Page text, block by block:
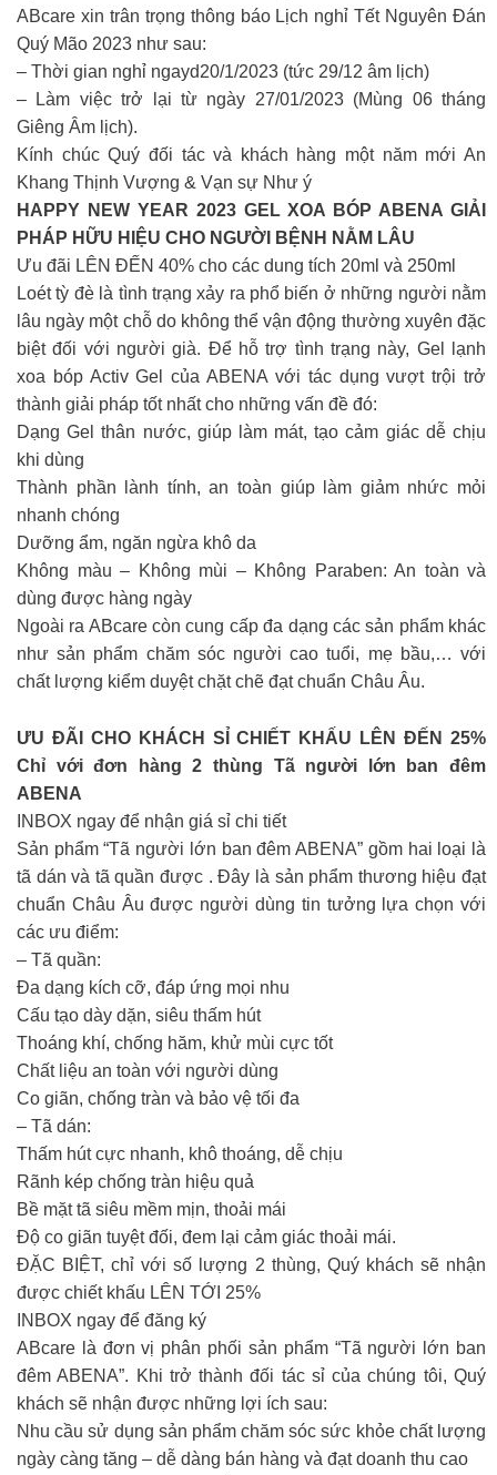
ABcare xin trân trọng thông báo Lịch nghỉ Tết Nguyên Đán
Quý Mão 2023 như sau:
– Thời gian nghỉ ngayd20/1/2023 (tức 29/12 âm lịch)
– Làm việc trở lại từ ngày 27/01/2023 (Mùng 06 tháng
Giêng Âm lịch).
Kính chúc Quý đối tác và khách hàng một năm mới An
Khang Thịnh Vượng & Vạn sự Như ý
HAPPY NEW YEAR 2023 GEL XOA BÓP ABENA GIẢI
PHÁP HỮU HIỆU CHO NGƯỜI BỆNH NẰM LÂU
Ưu đãi LÊN ĐẾN 40% cho các dung tích 20ml và 250ml
Loét tỳ đè là tình trạng xảy ra phổ biến ở những người nằm
lâu ngày một chỗ do không thể vận động thường xuyên đặc
biệt đối với người già. Để hỗ trợ tình trạng này, Gel lạnh
xoa bóp Activ Gel của ABENA với tác dụng vượt trội trở
thành giải pháp tốt nhất cho những vấn đề đó:
Dạng Gel thân nước, giúp làm mát, tạo cảm giác dễ chịu
khi dùng
Thành phần lành tính, an toàn giúp làm giảm nhức mỏi
nhanh chóng
Dưỡng ẩm, ngăn ngừa khô da
Không màu – Không mùi – Không Paraben: An toàn và
dùng được hàng ngày
Ngoài ra ABcare còn cung cấp đa dạng các sản phẩm khác
như sản phẩm chăm sóc người cao tuổi, mẹ bầu,… với
chất lượng kiểm duyệt chặt chẽ đạt chuẩn Châu Âu.
ƯU ĐÃI CHO KHÁCH SỈ CHIẾT KHẤU LÊN ĐẾN 25%
Chỉ với đơn hàng 2 thùng Tã người lớn ban đêm
ABENA
INBOX ngay để nhận giá sỉ chi tiết
Sản phẩm “Tã người lớn ban đêm ABENA” gồm hai loại là
tã dán và tã quần được . Đây là sản phẩm thương hiệu đạt
chuẩn Châu Âu được người dùng tin tưởng lựa chọn với
các ưu điểm:
– Tã quần:
Đa dạng kích cỡ, đáp ứng mọi nhu
Cấu tạo dày dặn, siêu thấm hút
Thoáng khí, chống hăm, khử mùi cực tốt
Chất liệu an toàn với người dùng
Co giãn, chống tràn và bảo vệ tối đa
– Tã dán:
Thấm hút cực nhanh, khô thoáng, dễ chịu
Rãnh kép chống tràn hiệu quả
Bề mặt tã siêu mềm mịn, thoải mái
Độ co giãn tuyệt đối, đem lại cảm giác thoải mái.
ĐẶC BIỆT, chỉ với số lượng 2 thùng, Quý khách sẽ nhận
được chiết khấu LÊN TỚI 25%
INBOX ngay để đăng ký
ABcare là đơn vị phân phối sản phẩm “Tã người lớn ban
đêm ABENA”. Khi trở thành đối tác sỉ của chúng tôi, Quý
khách sẽ nhận được những lợi ích sau:
Nhu cầu sử dụng sản phẩm chăm sóc sức khỏe chất lượng
ngày càng tăng – dễ dàng bán hàng và đạt doanh thu cao